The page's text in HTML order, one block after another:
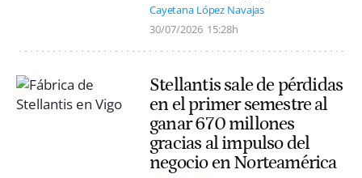
Cayetana López Navajas
30/07/2026 15:28h
Stellantis sale de pérdidas
en el primer semestre al
ganar 670 millones
gracias al impulso del
negocio en Norteamérica